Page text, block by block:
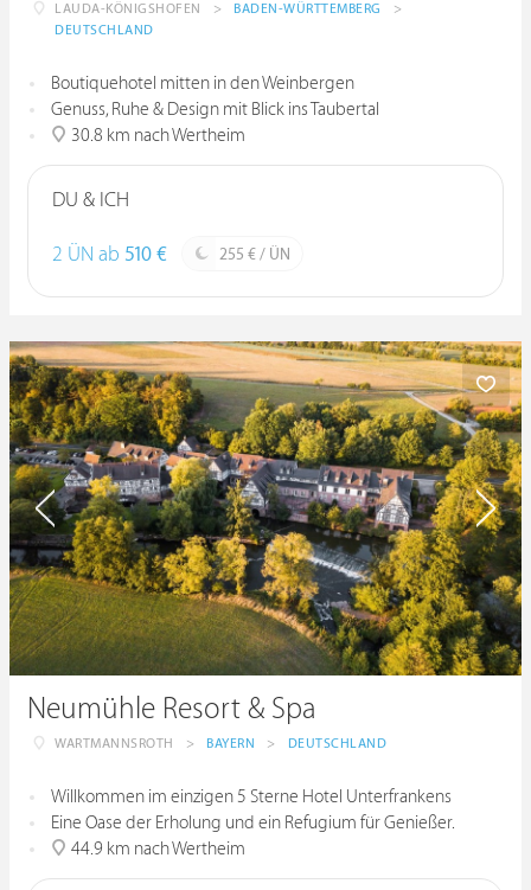
LAUDA-KÖNIGSHOFEN > BADEN-WÜRTTEMBERG
>
DEUTSCHLAND
Boutiquehotel mitten in den Weinbergen
Genuss, Ruhe & Design mit Blick ins Taubertal
30.8 km nach Wertheim
DU & ICH
2 ÜN ab 510 € 255 € / ÜN
Neumühle Resort & Spa
WARTMANNSROTH > BAYERN > DEUTSCHLAND
Willkommen im einzigen 5 Sterne Hotel Unterfrankens
Eine Oase der Erholung und ein Refugium für Genießer.
44.9 km nach Wertheim